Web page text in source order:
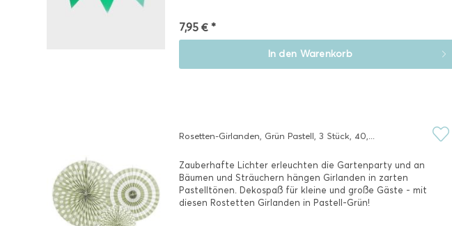
7,95 € *
In den Warenkorb
Rosetten-Girlanden, Grün Pastell, 3 Stück, 40,...
Zauberhafte Lichter erleuchten die Gartenparty und an
Bäumen und Sträuchern hängen Girlanden in zarten
Pastelltönen. Dekospaß für kleine und große Gäste - mit
diesen Rostetten Girlanden in Pastell-Grün!